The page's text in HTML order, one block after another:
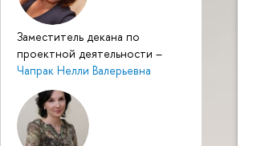
Заместитель декана по
проектной деятельности –
Чапрак Нелли Валерьевна